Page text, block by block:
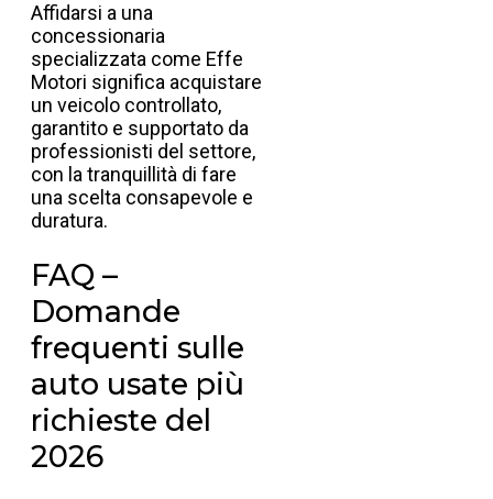
Affidarsi a una
concessionaria
specializzata come Effe
Motori significa acquistare
un veicolo controllato,
garantito e supportato da
professionisti del settore,
con la tranquillità di fare
una scelta consapevole e
duratura.
FAQ –
Domande
frequenti sulle
auto usate più
richieste del
2026